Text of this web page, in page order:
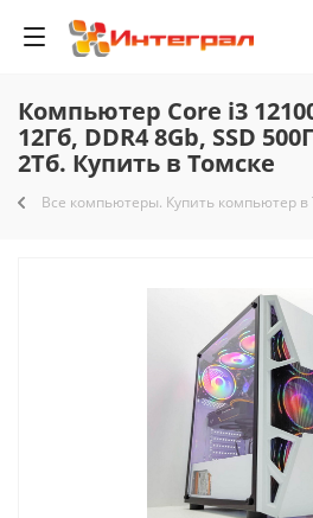
Компьютер Core i3
12Гб, DDR4 8Gb, SSD
2Тб. Купить в Томске
Все компьютеры. Купить компьютер в